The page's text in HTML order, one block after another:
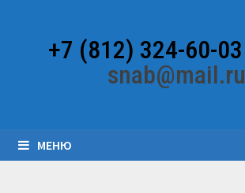
содержимому+7 (812) 324-60-03
snab@mail.ru
МЕНЮ